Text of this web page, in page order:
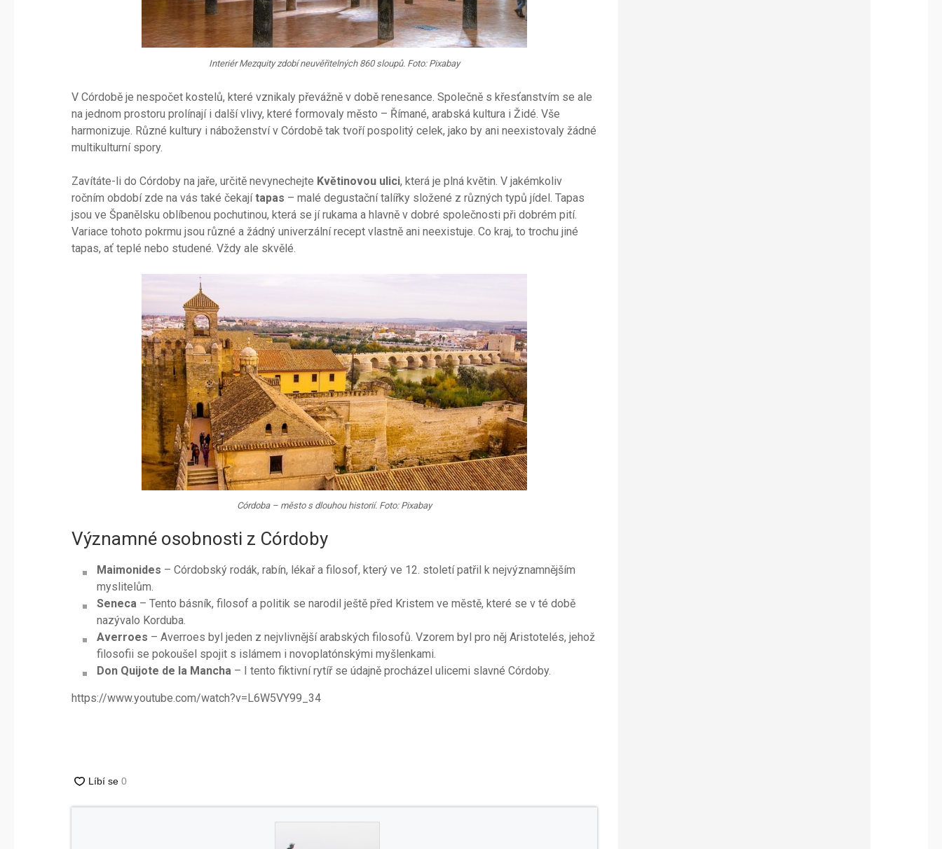
Interiér Mezquity zdobí neuvěřitelných 860 sloupů. Foto: Pixabay
V Córdobě je nespočet kostelů, které vznikaly převážně v době renesance. Společně s křesťanstvím se ale
na jednom prostoru prolínají i další vlivy, které formovaly město – Římané, arabská kultura i Židé. Vše
harmonizuje. Různé kultury i náboženství v Córdobě tak tvoří pospolitý celek, jako by ani neexistovaly žádné
multikulturní spory.
Zavítáte-li do Córdoby na jaře, určitě nevynechejte Květinovou ulici, která je plná květin. V jakémkoliv
ročním období zde na vás také čekajítapas – malé degustační talířky složené z různých typů jídel. Tapas
jsou ve Španělsku oblíbenou pochutinou, která se jí rukama a hlavně v dobré společnosti při dobrém pití.
Variace tohoto pokrmu jsou různé a žádný univerzální recept vlastně ani neexistuje. Co kraj, to trochu jiné
tapas, ať teplé nebo studené. Vždy ale skvělé.
Córdoba – město s dlouhou historií. Foto: Pixabay
Významné osobnosti z Córdoby
Maimonides – Córdobský rodák, rabín, lékař a filosof, který ve 12. století patřil k nejvýznamnějším
myslitelům.
Seneca – Tento básník, filosof a politik se narodil ještě před Kristem ve městě, které se v té době
nazývalo Korduba.
Averroes – Averroes byl jeden z nejvlivnější arabských filosofů. Vzorem byl pro něj Aristotelés, jehož
filosofii se pokoušel spojit s islámem i novoplatónskými myšlenkami.
Don Quijote de la Mancha – I tento fiktivní rytíř se údajně procházel ulicemi slavné Córdoby.
https://www.youtube.com/watch?v=L6W5VY99_34